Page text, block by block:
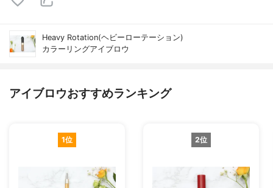
Heavy Rotation(ヘビーローテーション)
カラーリングアイブロウ
アイブロウおすすめランキング
1位 2位